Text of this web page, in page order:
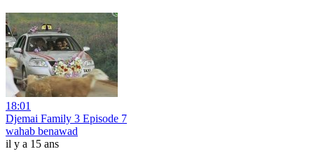
18:01
Djemai Family 3 Episode 7
wahab benawad
il y a 15 ans